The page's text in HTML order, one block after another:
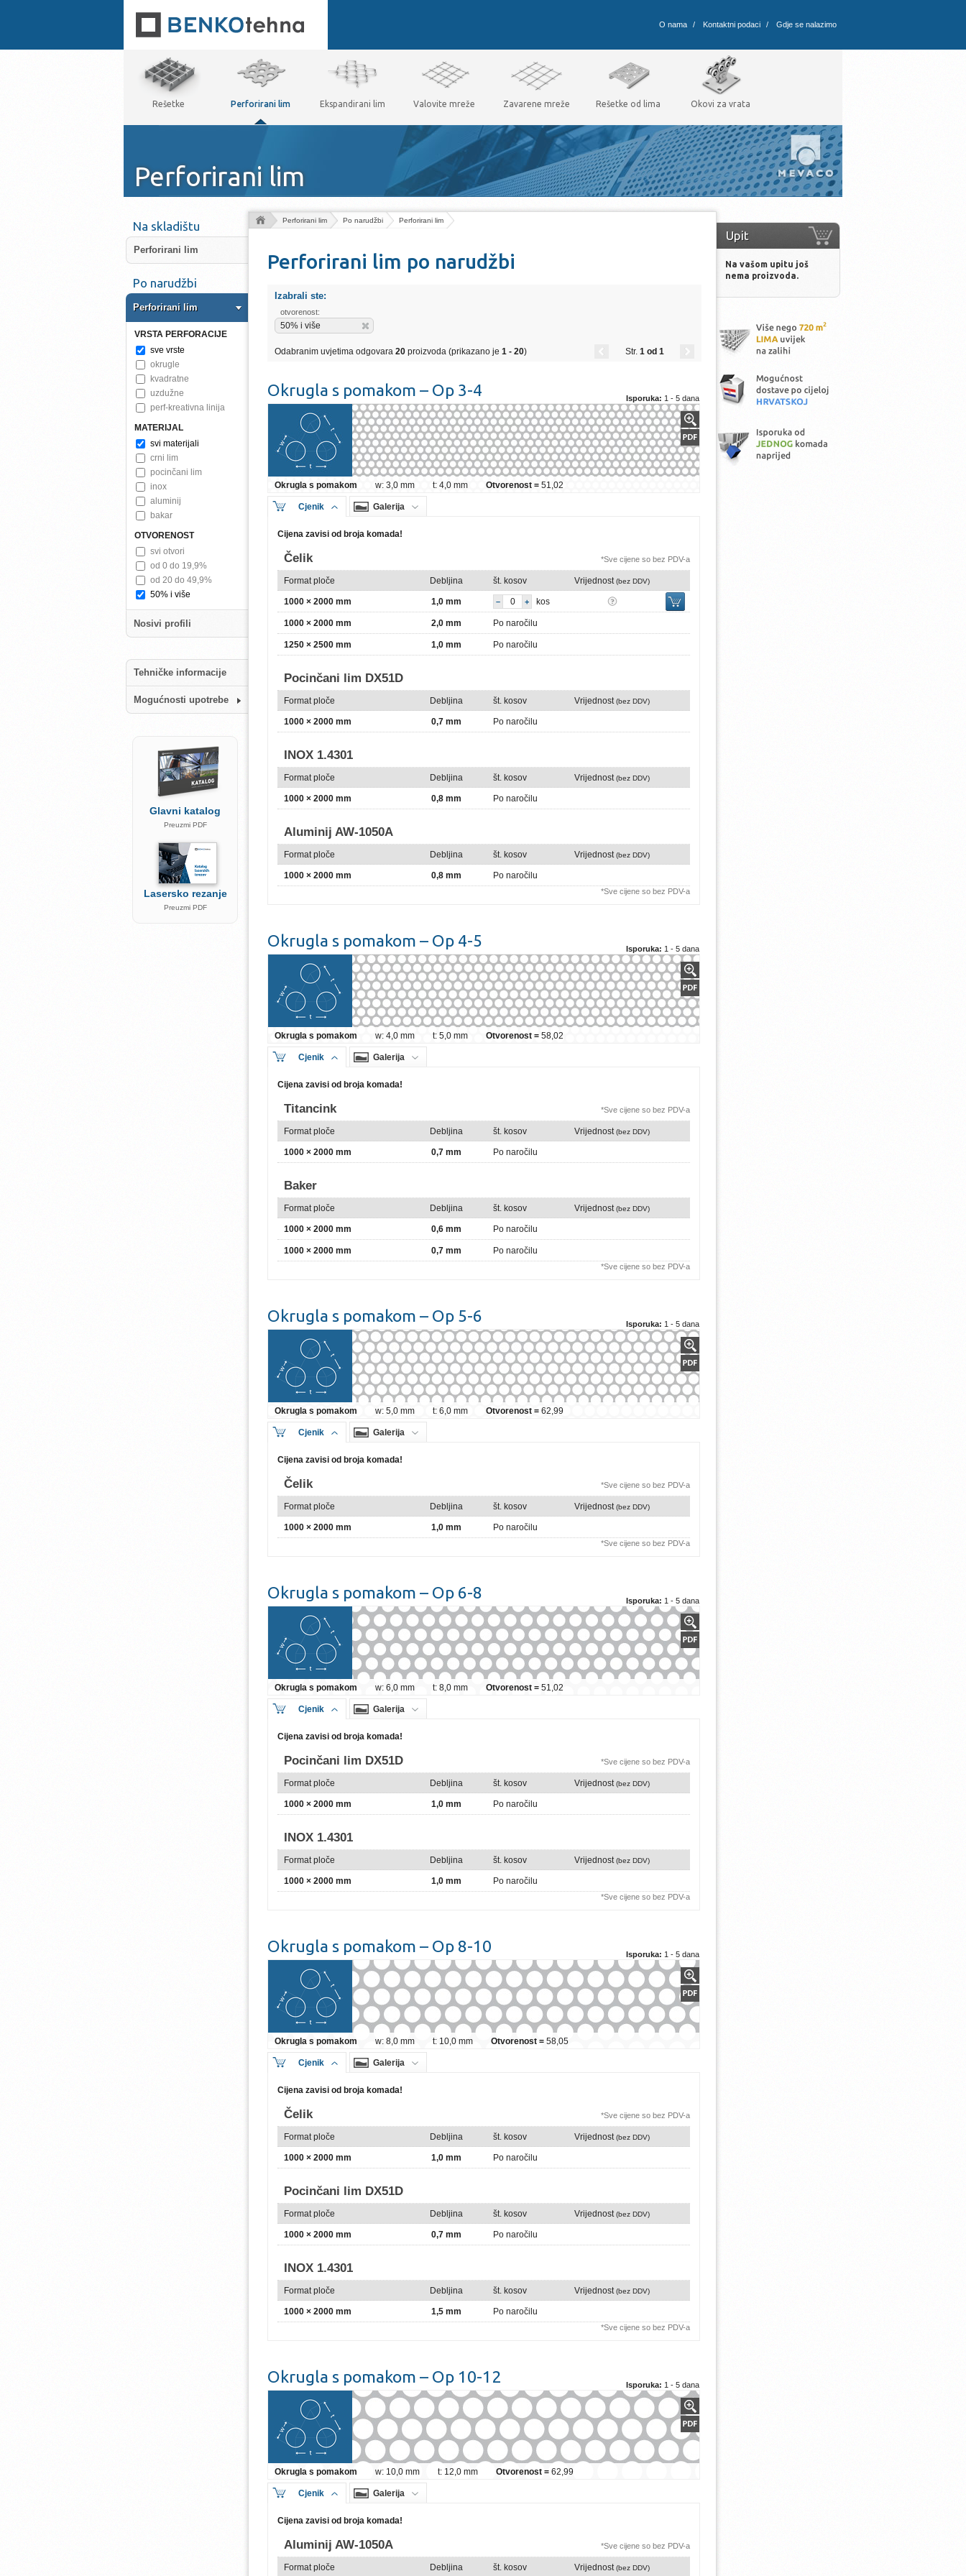
O nama / Kontaktni podaci / Gdje se nalazimo
Rešetke Perforirani lim Ekspandirani lim Valovite mreže Zavarene mreže Rešetke od lima Okovi za vrata
Perforirani lim
Perforirani lim Po narudžbi Perforirani lim
Perforirani lim po narudžbi
Izabrali ste:
otvorenost:
50% i više
Odabranim uvjetima odgovara 20 proizvoda (prikazano je 1 - 20) Str. 1 od 1
Okrugla s pomakom – Op 3-4
Okrugla s pomakom w: 3,0 mm t: 4,0 mm Otvorenost = 51,02
Isporuka: 1 - 5 dana
Cjenik Galerija
Cijena zavisi od broja komada!
*Sve cijene so bez PDV-a
Čelik
Format ploče Debljina št. kosov Vrijednost(bez DDV)
1000 × 2000 mm 1,0 mm – + kos
1000 × 2000 mm 2,0 mm Po naročilu
1250 × 2500 mm 1,0 mm Po naročilu
Pocinčani lim DX51D
Format ploče Debljina št. kosov Vrijednost(bez DDV)
1000 × 2000 mm 0,7 mm Po naročilu
INOX 1.4301
Format ploče Debljina št. kosov Vrijednost(bez DDV)
1000 × 2000 mm 0,8 mm Po naročilu
Aluminij AW-1050A
Format ploče Debljina št. kosov Vrijednost(bez DDV)
1000 × 2000 mm 0,8 mm Po naročilu
*Sve cijene so bez PDV-a
Okrugla s pomakom – Op 4-5
Okrugla s pomakom w: 4,0 mm t: 5,0 mm Otvorenost = 58,02
Isporuka: 1 - 5 dana
Cjenik Galerija
Cijena zavisi od broja komada!
*Sve cijene so bez PDV-a
Titancink
Format ploče Debljina št. kosov Vrijednost(bez DDV)
1000 × 2000 mm 0,7 mm Po naročilu
Baker
Format ploče Debljina št. kosov Vrijednost(bez DDV)
1000 × 2000 mm 0,6 mm Po naročilu
1000 × 2000 mm 0,7 mm Po naročilu
*Sve cijene so bez PDV-a
Okrugla s pomakom – Op 5-6
Okrugla s pomakom w: 5,0 mm t: 6,0 mm Otvorenost = 62,99
Isporuka: 1 - 5 dana
Cjenik Galerija
Cijena zavisi od broja komada!
*Sve cijene so bez PDV-a
Čelik
Format ploče Debljina št. kosov Vrijednost(bez DDV)
1000 × 2000 mm 1,0 mm Po naročilu
*Sve cijene so bez PDV-a
Okrugla s pomakom – Op 6-8
Okrugla s pomakom w: 6,0 mm t: 8,0 mm Otvorenost = 51,02
Isporuka: 1 - 5 dana
Cjenik Galerija
Cijena zavisi od broja komada!
*Sve cijene so bez PDV-a
Pocinčani lim DX51D
Format ploče Debljina št. kosov Vrijednost(bez DDV)
1000 × 2000 mm 1,0 mm Po naročilu
INOX 1.4301
Format ploče Debljina št. kosov Vrijednost(bez DDV)
1000 × 2000 mm 1,0 mm Po naročilu
*Sve cijene so bez PDV-a
Okrugla s pomakom – Op 8-10
Okrugla s pomakom w: 8,0 mm t: 10,0 mm Otvorenost = 58,05
Isporuka: 1 - 5 dana
Cjenik Galerija
Cijena zavisi od broja komada!
*Sve cijene so bez PDV-a
Čelik
Format ploče Debljina št. kosov Vrijednost(bez DDV)
1000 × 2000 mm 1,0 mm Po naročilu
Pocinčani lim DX51D
Format ploče Debljina št. kosov Vrijednost(bez DDV)
1000 × 2000 mm 0,7 mm Po naročilu
INOX 1.4301
Format ploče Debljina št. kosov Vrijednost(bez DDV)
1000 × 2000 mm 1,5 mm Po naročilu
*Sve cijene so bez PDV-a
Okrugla s pomakom – Op 10-12
Okrugla s pomakom w: 10,0 mm t: 12,0 mm Otvorenost = 62,99
Isporuka: 1 - 5 dana
Cjenik Galerija
Cijena zavisi od broja komada!
*Sve cijene so bez PDV-a
Aluminij AW-1050A
Format ploče Debljina št. kosov Vrijednost(bez DDV)
Na skladištu
Perforirani lim
Po narudžbi
Perforirani lim
VRSTA PERFORACIJE
sve vrste
okrugle
kvadratne
uzdužne
perf-kreativna linija
MATERIJAL
svi materijali
crni lim
pocinčani lim
inox
aluminij
bakar
OTVORENOST
svi otvori
od 0 do 19,9%
od 20 do 49,9%
50% i više
Nosivi profili
Tehničke informacije
Mogućnosti upotrebe
Glavni katalog
Preuzmi PDF
Lasersko rezanje
Preuzmi PDF
Upit
Na vašom upitu još
nema proizvoda.